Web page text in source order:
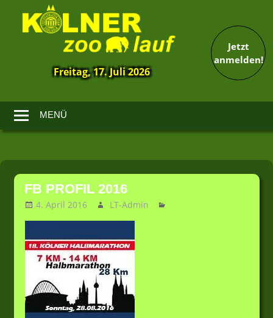
Zoolauf
Freitag, 17. Juli 2026
Jetzt
anmelden!
MENÜ
Zum
Inhalt
springenFB PROFIL 2016
4. April 2016 LT-Admin